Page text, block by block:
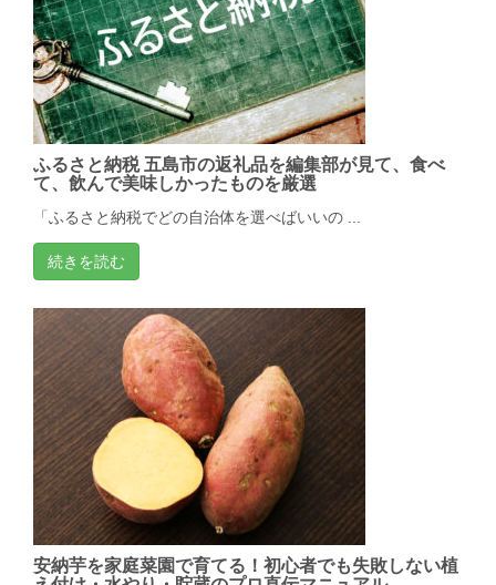
ふるさと納税 五島市の返礼品を編集部が見て、食べ
て、飲んで美味しかったものを厳選
「ふるさと納税でどの自治体を選べばいいの ...
続きを読む
安納芋を家庭菜園で育てる！初心者でも失敗しない植